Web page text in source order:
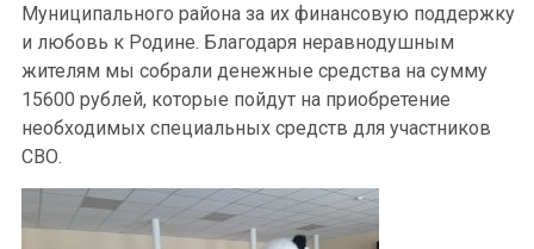
Муниципального района за их финансовую поддержку
и любовь к Родине. Благодаря неравнодушным
жителям мы собрали денежные средства на сумму
15600 рублей, которые пойдут на приобретение
необходимых специальных средств для участников
СВО.